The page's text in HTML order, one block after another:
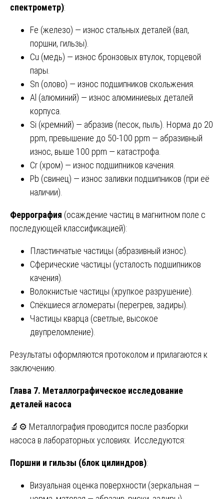
спектрометр):
Fe (железо) — износ стальных деталей (вал,
поршни, гильзы).
Cu (медь) — износ бронзовых втулок, торцевой
пары.
Sn (олово) — износ подшипников скольжения.
Al (алюминий) — износ алюминиевых деталей
корпуса.
Si (кремний) — абразив (песок, пыль). Норма до 20
ppm, превышение до 50-100 ppm — абразивный
износ, выше 100 ppm — катастрофа.
Cr (хром) — износ подшипников качения.
Pb (свинец) — износ заливки подшипников (при её
наличии).
Феррография (осаждение частиц в магнитном поле с
последующей классификацией):
Пластинчатые частицы (абразивный износ).
Сферические частицы (усталость подшипников
качения).
Волокнистые частицы (хрупкое разрушение).
Спёкшиеся агломераты (перегрев, задиры).
Частицы кварца (светлые, высокое
двупреломление).
Результаты оформляются протоколом и прилагаются к
заключению.
Глава 7. Металлографическое исследование
деталей насоса
🔬⚙️ Металлография проводится после разборки
насоса в лабораторных условиях. Исследуются:
Поршни и гильзы (блок цилиндров):
Визуальная оценка поверхности (зеркальная —